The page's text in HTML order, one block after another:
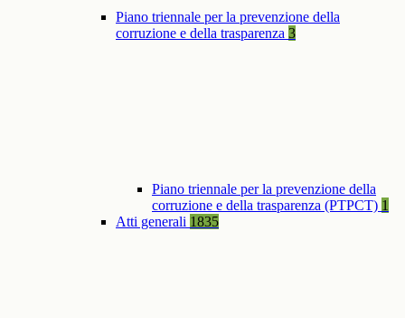
Piano triennale per la prevenzione della
corruzione e della trasparenza 3
Piano triennale per la prevenzione della
corruzione e della trasparenza (PTPCT) 1
Atti generali 1835